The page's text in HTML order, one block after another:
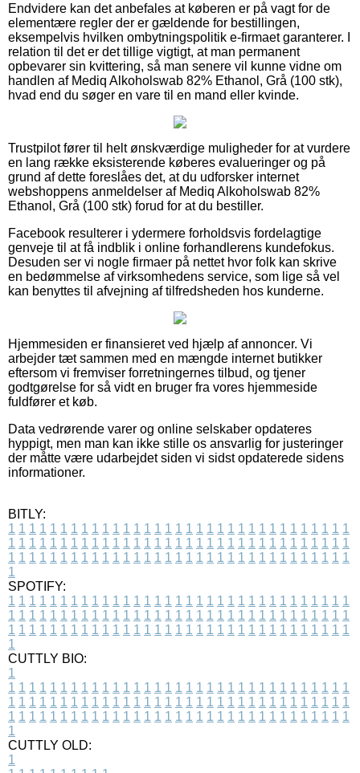
Endvidere kan det anbefales at køberen er på vagt for de
elementære regler der er gældende for bestillingen,
eksempelvis hvilken ombytningspolitik e-firmaet garanterer. I
relation til det er det tillige vigtigt, at man permanent
opbevarer sin kvittering, så man senere vil kunne vidne om
handlen af Mediq Alkoholswab 82% Ethanol, Grå (100 stk),
hvad end du søger en vare til en mand eller kvinde.
Trustpilot fører til helt ønskværdige muligheder for at vurdere
en lang række eksisterende køberes evalueringer og på
grund af dette foreslåes det, at du udforsker internet
webshoppens anmeldelser af Mediq Alkoholswab 82%
Ethanol, Grå (100 stk) forud for at du bestiller.
Facebook resulterer i ydermere forholdsvis fordelagtige
genveje til at få indblik i online forhandlerens kundefokus.
Desuden ser vi nogle firmaer på nettet hvor folk kan skrive
en bedømmelse af virksomhedens service, som lige så vel
kan benyttes til afvejning af tilfredsheden hos kunderne.
Hjemmesiden er finansieret ved hjælp af annoncer. Vi
arbejder tæt sammen med en mængde internet butikker
eftersom vi fremviser forretningernes tilbud, og tjener
godtgørelse for så vidt en bruger fra vores hjemmeside
fuldfører et køb.
Data vedrørende varer og online selskaber opdateres
hyppigt, men man kan ikke stille os ansvarlig for justeringer
der måtte være udarbejdet siden vi sidst opdaterede sidens
informationer.
BITLY:
1 1 1 1 1 1 1 1 1 1 1 1 1 1 1 1 1 1 1 1 1 1 1 1 1 1 1 1 1 1 1 1 1
1 1 1 1 1 1 1 1 1 1 1 1 1 1 1 1 1 1 1 1 1 1 1 1 1 1 1 1 1 1 1 1 1
1 1 1 1 1 1 1 1 1 1 1 1 1 1 1 1 1 1 1 1 1 1 1 1 1 1 1 1 1 1 1 1 1
1
SPOTIFY:
1 1 1 1 1 1 1 1 1 1 1 1 1 1 1 1 1 1 1 1 1 1 1 1 1 1 1 1 1 1 1 1 1
1 1 1 1 1 1 1 1 1 1 1 1 1 1 1 1 1 1 1 1 1 1 1 1 1 1 1 1 1 1 1 1 1
1 1 1 1 1 1 1 1 1 1 1 1 1 1 1 1 1 1 1 1 1 1 1 1 1 1 1 1 1 1 1 1 1
1
CUTTLY BIO:
1
1 1 1 1 1 1 1 1 1 1 1 1 1 1 1 1 1 1 1 1 1 1 1 1 1 1 1 1 1 1 1 1 1
1 1 1 1 1 1 1 1 1 1 1 1 1 1 1 1 1 1 1 1 1 1 1 1 1 1 1 1 1 1 1 1 1
1 1 1 1 1 1 1 1 1 1 1 1 1 1 1 1 1 1 1 1 1 1 1 1 1 1 1 1 1 1 1 1 1
1
CUTTLY OLD:
1